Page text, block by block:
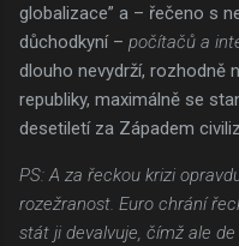
globalizace” a – řečeno s
důchodkyní – počítačů a
dlouho nevydrží, rozhodně
republiky, maximálně se
desetiletí za Západem
PS: A za řeckou krizi
rozežranost. Euro chrání
stát ji devalvuje, čímž ale